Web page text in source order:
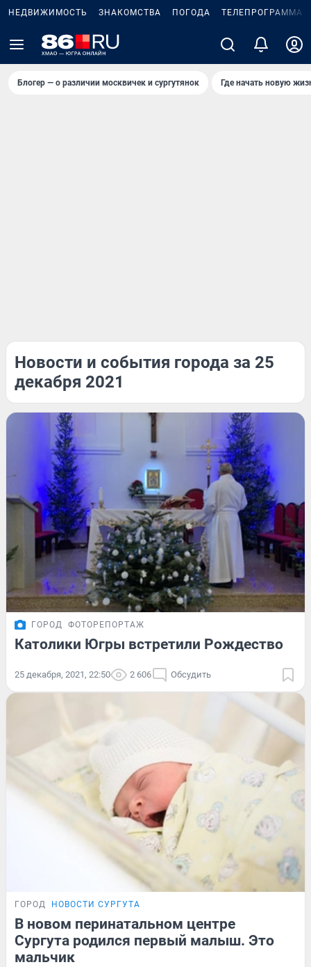
НЕДВИЖИМОСТЬ ЗНАКОМСТВА ПОГОДА ТЕЛЕПРОГРАММА
Блогер — о различии москвичек и сургутянок Где начать новую
Новости и события города за 25
декабря 2021
ГОРОД ФОТОРЕПОРТАЖ
Католики Югры встретили Рождество
25 декабря, 2021, 22:50 2 606 Обсудить
ГОРОД НОВОСТИ СУРГУТА
В новом перинатальном центре
Сургута родился первый малыш. Это
мальчик